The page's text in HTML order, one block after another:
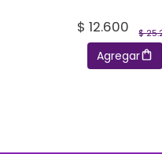
$
$ 12.600
Agregar